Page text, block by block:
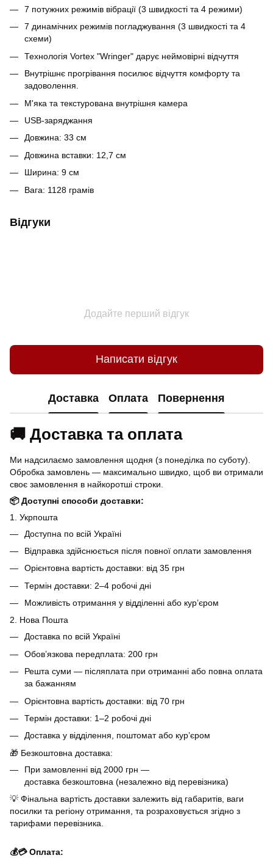
7 потужних режимів вібрації (3 швидкості та 4 режими)
7 динамічних режимів погладжування (3 швидкості та 4
схеми)
Технологія Vortex "Wringer" дарує неймовірні відчуття
Внутрішнє прогрівання посилює відчуття комфорту та
задоволення.
М'яка та текстурована внутрішня камера
USB-заряджання
Довжина: 33 см
Довжина вставки: 12,7 см
Ширина: 9 см
Вага: 1128 грамів
Відгуки
Додайте перший відгук
Написати відгук
Доставка Оплата Повернення
🚚 Доставка та оплата
Ми надсилаємо замовлення щодня (з понеділка по суботу).
Обробка замовлень — максимально швидко, щоб ви отримали
своє замовлення в найкоротші строки.
📦 Доступні способи доставки:
1. Укрпошта
Доступна по всій Україні
Відправка здійснюється після повної оплати замовлення
Орієнтовна вартість доставки: від 35 грн
Термін доставки: 2–4 робочі дні
Можливість отримання у відділенні або кур’єром
2. Нова Пошта
Доставка по всій Україні
Обов’язкова передплата: 200 грн
Решта суми — післяплата при отриманні або повна оплата
за бажанням
Орієнтовна вартість доставки: від 70 грн
Термін доставки: 1–2 робочі дні
Доставка у відділення, поштомат або кур’єром
🎁 Безкоштовна доставка:
При замовленні від 2000 грн —
доставка безкоштовна (незалежно від перевізника)
💡 Фінальна вартість доставки залежить від габаритів, ваги
посилки та регіону отримання, та розраховується згідно з
тарифами перевізника.
💰💳 Оплата: